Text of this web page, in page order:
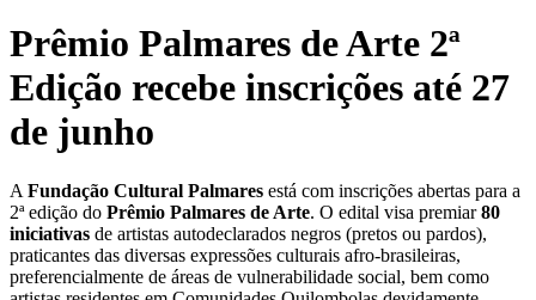
Prêmio Palmares de Arte 2ª
Edição recebe inscrições até 27
de junho
A Fundação Cultural Palmares está com inscrições abertas para a
2ª edição do Prêmio Palmares de Arte. O edital visa premiar80
iniciativas de artistas autodeclarados negros (pretos ou pardos),
praticantes das diversas expressões culturais afro-brasileiras,
preferencialmente de áreas de vulnerabilidade social, bem como